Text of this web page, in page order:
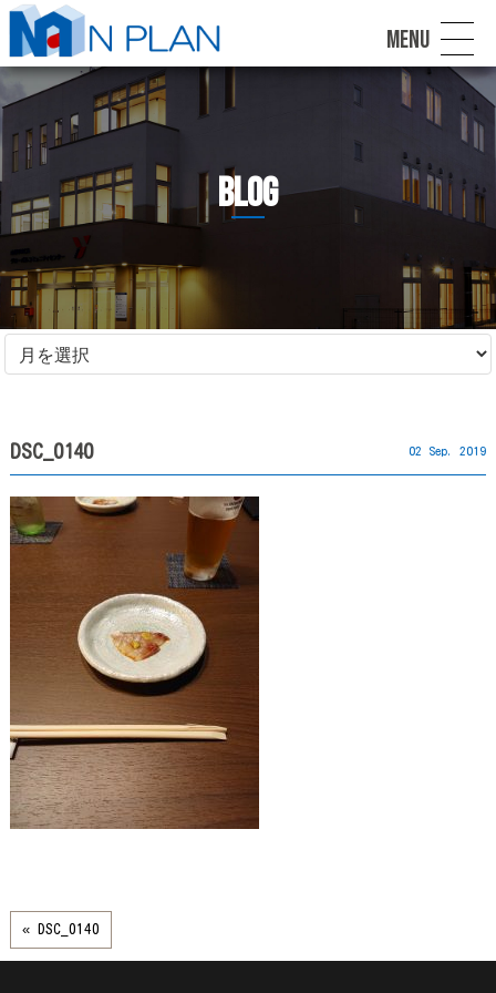
MENU
blog
DSC_0140 02 Sep. 2019
« DSC_0140